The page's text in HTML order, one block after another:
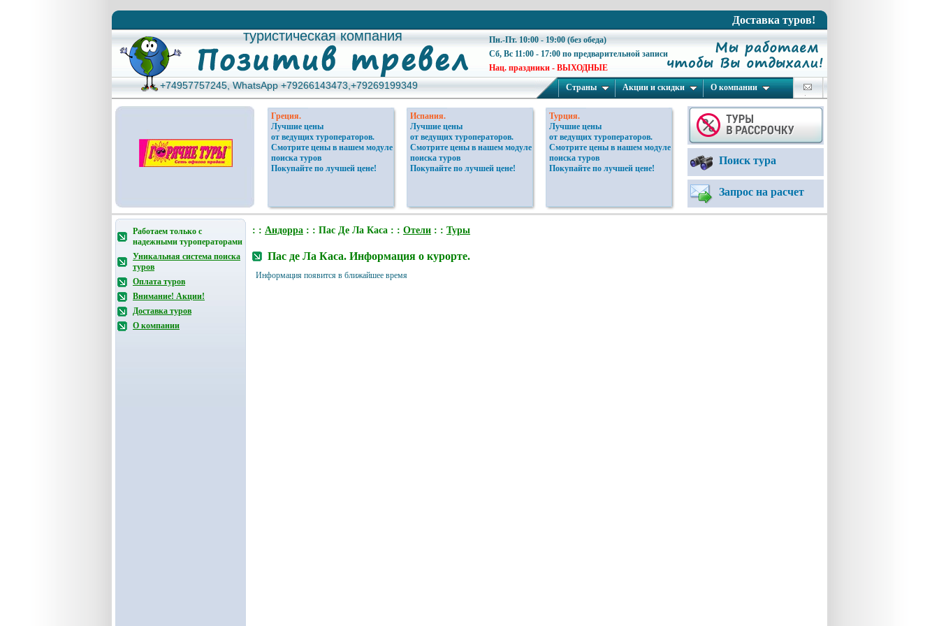
Доставка туров!
туристическая компания
туристическая компания
Пн.-Пт. 10:00 - 19:00 (без обеда)
Сб, Вс 11:00 - 17:00 по предварительной записи
Нац. праздники - ВЫХОДНЫЕ
+74957757245, WhatsApp +79266143473,+79269199349
+74957757245, WhatsApp +79266143473,+79269199349 Страны Акции и скидки О компании
Греция.
Лучшие цены
от ведущих туроператоров.
Смотрите цены в нашем модуле
поиска туров
Покупайте по лучшей цене!
Испания.
Лучшие цены
от ведущих туроператоров.
Смотрите цены в нашем модуле
поиска туров
Покупайте по лучшей цене!
Турция.
Лучшие цены
от ведущих туроператоров.
Смотрите цены в нашем модуле
поиска туров
Покупайте по лучшей цене!
Поиск тура
Запрос на расчет
Работаем только с
надежными туроператорами
Уникальная система поиска
туров
Оплата туров
Внимание! Акции!
Доставка туров
О компании
: : Андорра : : Пас Де Ла Каса : : Отели : : Туры
Пас де Ла Каса. Информация о курорте.
Информация появится в ближайшее время